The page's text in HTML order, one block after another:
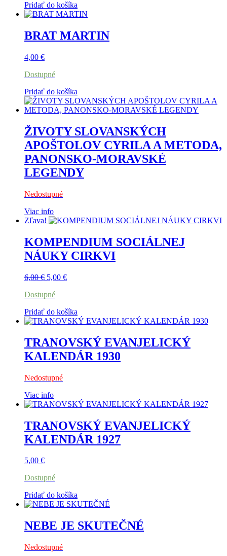
Pridať do košíka
BRAT MARTIN
4,00 €
Dostupné
Pridať do košíka
ŽIVOTY SLOVANSKÝCH
APOŠTOLOV CYRILA A METODA,
PANONSKO-MORAVSKÉ
LEGENDY
Nedostupné
Viac info
Zľava!
KOMPENDIUM SOCIÁLNEJ
NÁUKY CIRKVI
6,00€ Pôvodná
bola:
5,00 €Aktuálna
Dostupné
Pridať do košíka
TRANOVSKÝ EVANJELICKÝ
KALENDÁR 1930
Nedostupné
Viac info
TRANOVSKÝ EVANJELICKÝ
KALENDÁR 1927
5,00 €
Dostupné
Pridať do košíka
NEBE JE SKUTEČNÉ
Nedostupné